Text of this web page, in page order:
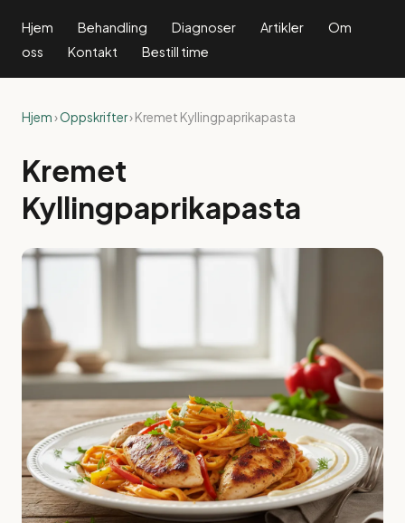
Hjem Behandling Diagnoser Artikler
Om
oss
Kontakt Bestill time
Hjem›Oppskrifter› Kremet Kyllingpaprikapasta
Kremet
Kyllingpaprikapasta